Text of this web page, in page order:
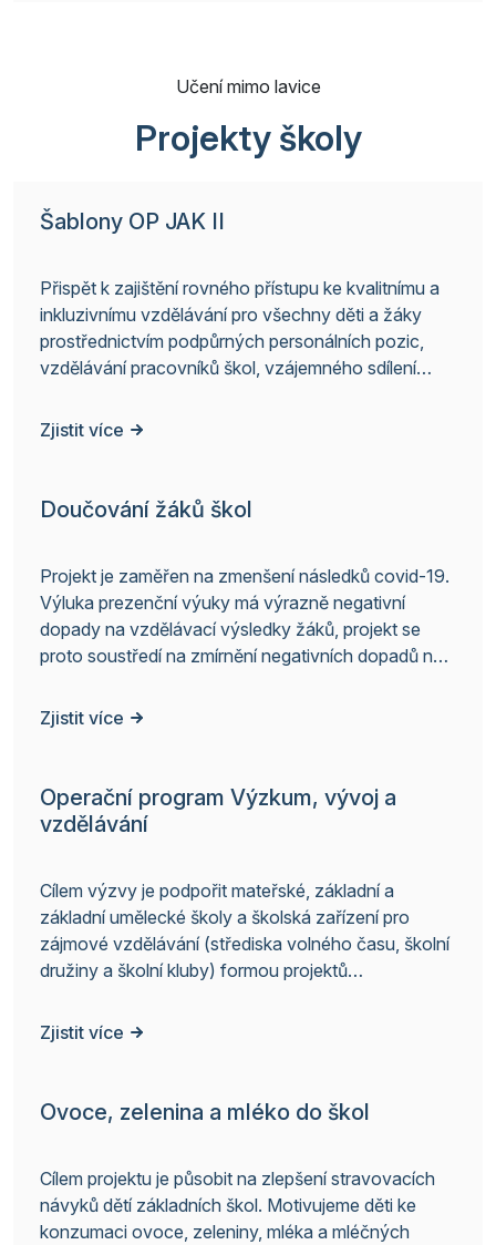
Učení mimo lavice
Projekty školy
Šablony OP JAK II
Přispět k zajištění rovného přístupu ke kvalitnímu a
inkluzivnímu vzdělávání pro všechny děti a žáky
prostřednictvím podpůrných personálních pozic,
vzdělávání pracovníků škol, vzájemného sdílení
inovativních metod výuky.
Zjistit více
Doučování žáků škol
Projekt je zaměřen na zmenšení následků covid-19.
Výluka prezenční výuky má výrazně negativní
dopady na vzdělávací výsledky žáků, projekt se
proto soustředí na zmírnění negativních dopadů na
2023.
Zjistit více
Operační program Výzkum, vývoj a
vzdělávání
Cílem výzvy je podpořit mateřské, základní a
základní umělecké školy a školská zařízení pro
zájmové vzdělávání (střediska volného času, školní
družiny a školní kluby) formou projektů
Zjistit více
Ovoce, zelenina a mléko do škol
Cílem projektu je působit na zlepšení stravovacích
návyků dětí základních škol. Motivujeme děti ke
konzumaci ovoce, zeleniny, mléka a mléčných